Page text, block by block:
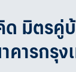
มิตรคู่
คารกรุ